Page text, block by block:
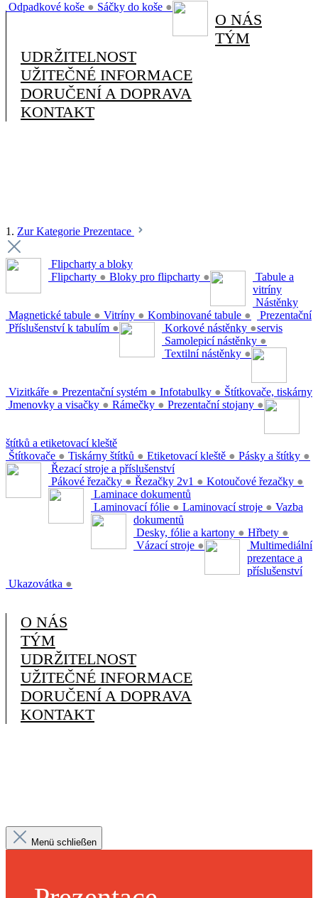
Odpadkové koše ● Sáčky do koše ●
O NÁS
TÝM
UDRŽITELNOST
UŽITEČNÉ INFORMACE
DORUČENÍ A DOPRAVA
KONTAKT
1. Zur Kategorie Prezentace
Flipcharty a bloky
Flipcharty ● Bloky pro flipcharty ●
Tabule a
vitríny
Magnetické tabule ● Vitríny ● Kombinované tabule ●
Příslušenství k tabulím ●
Nástěnky
Korkové nástěnky ●
Samolepicí nástěnky ●
Textilní nástěnky ●
Prezentační
servis
Vizitkáře ● Prezentační systém ● Infotabulky ●
Jmenovky a visačky ● Rámečky ● Prezentační stojany ●
Štítkovače, tiskárny
štítků a etiketovací kleště
Štítkovače ● Tiskárny štítků ● Etiketovací kleště ● Pásky a štítky ●
Řezací stroje a příslušenství
Pákové řezačky ● Řezačky 2v1 ● Kotoučové řezačky ●
Laminace dokumentů
Laminovací fólie ● Laminovací stroje ● Vazba
dokumentů
Desky, fólie a kartony ● Hřbety ●
Vázací stroje ●
Multimediální
prezentace a
příslušenství
Ukazovátka ●
O NÁS
TÝM
UDRŽITELNOST
UŽITEČNÉ INFORMACE
DORUČENÍ A DOPRAVA
KONTAKT
Menü schließen